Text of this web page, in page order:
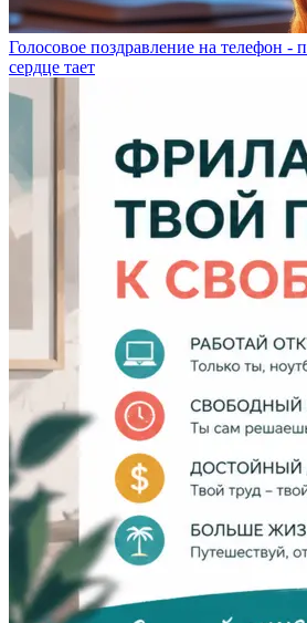
Голосовое поздравление на телефон -
сердце тает